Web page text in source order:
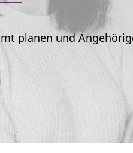
planen und